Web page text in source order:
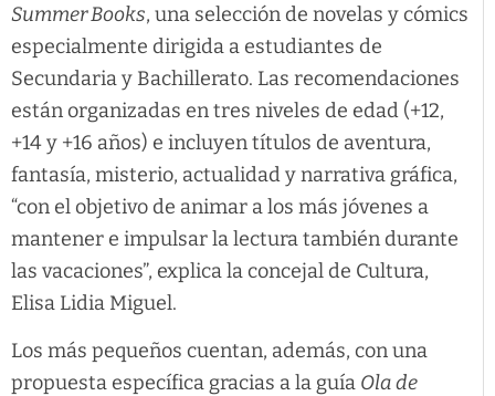
Summer Books, una selección de novelas y cómics
especialmente dirigida a estudiantes de
Secundaria y Bachillerato. Las recomendaciones
están organizadas en tres niveles de edad (+12,
+14 y +16 años) e incluyen títulos de aventura,
fantasía, misterio, actualidad y narrativa gráfica,
“con el objetivo de animar a los más jóvenes a
mantener e impulsar la lectura también durante
las vacaciones”, explica la concejal de Cultura,
Elisa Lidia Miguel.
Los más pequeños cuentan, además, con una
propuesta específica gracias a la guía Ola de